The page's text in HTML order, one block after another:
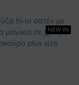
NEW IN